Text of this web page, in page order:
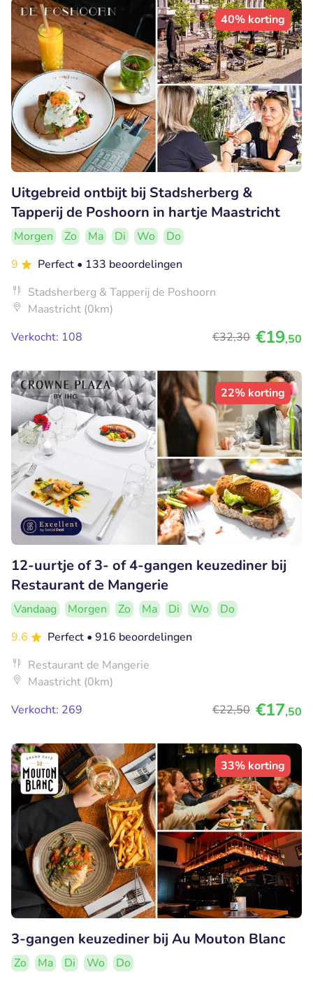
40% korting
Uitgebreid ontbijt bij Stadsherberg &
Tapperij de Poshoorn in hartje Maastricht
Morgen Zo Ma Di Wo
Do
9
Perfect • 133 beoordelingen
Stadsherberg & Tapperij de Poshoorn
Maastricht (0km)
Verkocht: 108
€32,30 €19,50
22% korting
12-uurtje of 3- of 4-gangen keuzediner bij
Restaurant de Mangerie
Vandaag Morgen Zo Ma Di Wo
Do
9.6
Perfect • 916 beoordelingen
Restaurant de Mangerie
Maastricht (0km)
Verkocht: 269
€22,50 €17,50
33% korting
3-gangen keuzediner bij Au Mouton Blanc
Zo Ma Di Wo
Do